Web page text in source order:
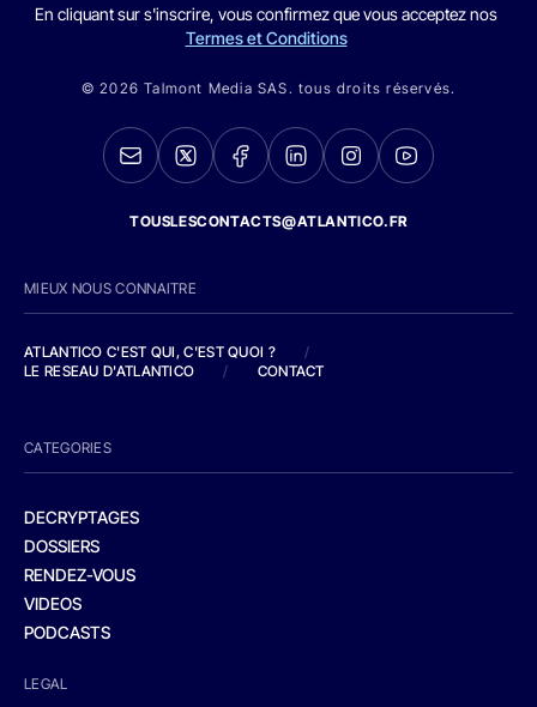
En cliquant sur s'inscrire, vous confirmez que vous acceptez nos
Termes et Conditions
© 2026 Talmont Media SAS. tous droits réservés.
TOUSLESCONTACTS@ATLANTICO.FR
MIEUX NOUS CONNAITRE
ATLANTICO C'EST QUI, C'EST QUOI ?
/
LE RESEAU D'ATLANTICO
/ CONTACT
CATEGORIES
DECRYPTAGES
DOSSIERS
RENDEZ-VOUS
VIDEOS
PODCASTS
LEGAL